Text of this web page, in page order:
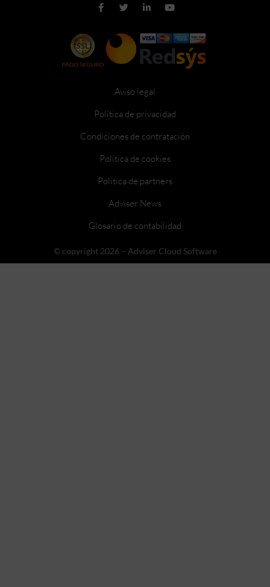
Aviso legal
Política de privacidad
Condiciones de contratación
Política de cookies
Política de partners
Adviser News
Glosario de contabilidad
© copyright 2026 – Adviser Cloud Software